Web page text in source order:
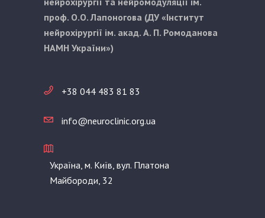
проф. О.О. Лапоногова (ДУ «Інститут
нейрохірургії ім. акад. А. П. Ромоданова
НАМН України»)
+38 044 483 81 83
info@neuroclinic.org.ua
Україна, м. Київ, вул. Платона
Майбороди, 32